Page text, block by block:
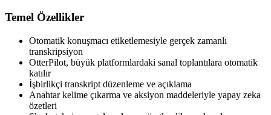
Temel Özellikler
Otomatik konuşmacı etiketlemesiyle gerçek zamanlı
transkripsiyon
OtterPilot, büyük platformlardaki sanal toplantılara otomatik
katılır
İşbirlikçi transkript düzenleme ve açıklama
Anahtar kelime çıkarma ve aksiyon maddeleriyle yapay zeka
özetleri